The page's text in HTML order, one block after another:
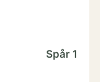
Spår 1